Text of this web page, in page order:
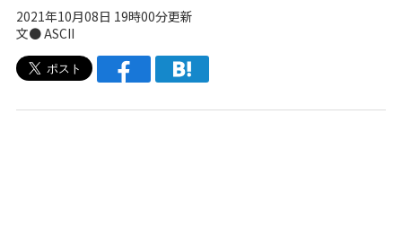
2021年10月08日 19時00分更新
文● ASCII